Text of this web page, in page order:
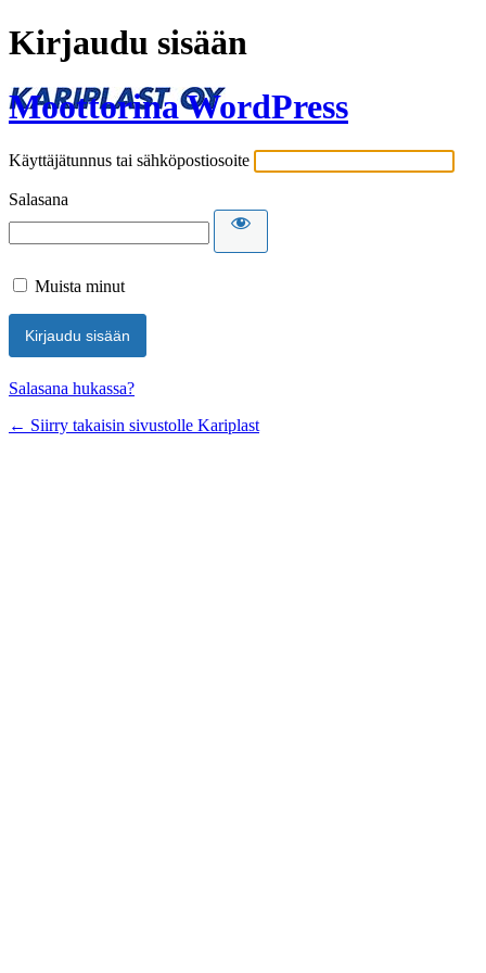
Kirjaudu sisään
Moottorina WordPress
Käyttäjätunnus tai sähköpostiosoite
Salasana
Muista minut
Salasana hukassa?
← Siirry takaisin sivustolle Kariplast